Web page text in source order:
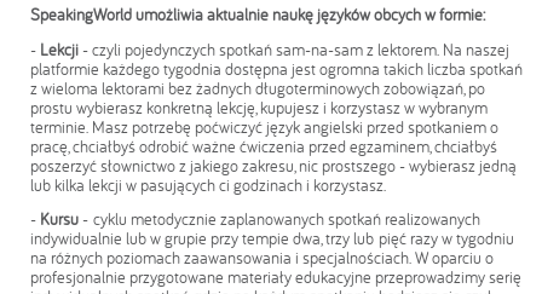
SpeakingWorld umożliwia aktualnie naukę języków obcych w formie:
- Lekcji - czyli pojedynczych spotkań sam-na-sam z lektorem. Na naszej
platformie każdego tygodnia dostępna jest ogromna takich liczba spotkań
z wieloma lektorami bez żadnych długoterminowych zobowiązań, po
prostu wybierasz konkretną lekcję, kupujesz i korzystasz w wybranym
terminie. Masz potrzebę poćwiczyć język angielski przed spotkaniem o
pracę, chciałbyś odrobić ważne ćwiczenia przed egzaminem, chciałbyś
poszerzyć słownictwo z jakiego zakresu, nic prostszego - wybierasz jedną
lub kilka lekcji w pasujących ci godzinach i korzystasz.
- Kursu - cyklu metodycznie zaplanowanych spotkań realizowanych
indywidualnie lub w grupie przy tempie dwa, trzy lub pięć razy w tygodniu
na różnych poziomach zaawansowania i specjalnościach. W oparciu o
profesjonalnie przygotowane materiały edukacyjne przeprowadzimy serię